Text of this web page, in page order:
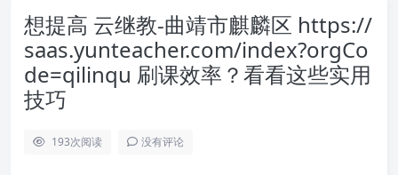
想提高 云继教-曲靖市麒麟区 https://
saas.yunteacher.com/index?orgCo
de=qilinqu 刷课效率？看看这些实用
技巧
193次阅读 没有评论